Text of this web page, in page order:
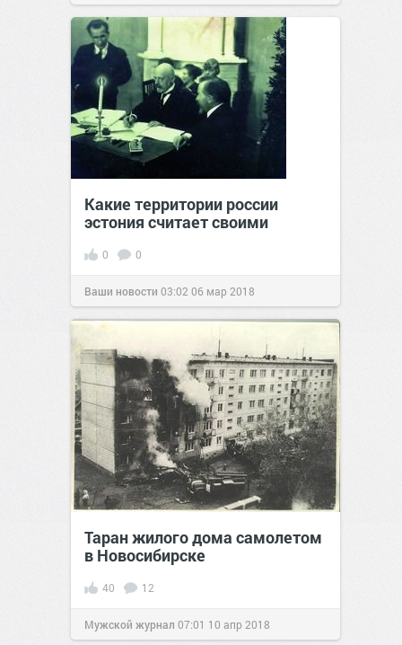
Какие территории россии
эстония считает своими
0 0
Ваши новости 03:02 06 мар 2018
Таран жилого дома самолетом
в Новосибирске
40 12
Мужской журнал 07:01 10 апр 2018